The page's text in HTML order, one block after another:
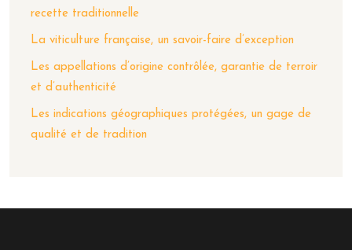
recette traditionnelle
La viticulture française, un savoir-faire d’exception
Les appellations d’origine contrôlée, garantie de terroir
et d’authenticité
Les indications géographiques protégées, un gage de
qualité et de tradition